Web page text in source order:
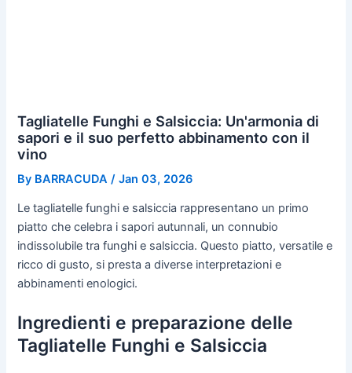
Tagliatelle Funghi e Salsiccia: Un'armonia di
sapori e il suo perfetto abbinamento con il
vino
By BARRACUDA /Jan 03, 2026
Le tagliatelle funghi e salsiccia rappresentano un primo
piatto che celebra i sapori autunnali, un connubio
indissolubile tra funghi e salsiccia. Questo piatto, versatile e
ricco di gusto, si presta a diverse interpretazioni e
abbinamenti enologici.
Ingredienti e preparazione delle
Tagliatelle Funghi e Salsiccia